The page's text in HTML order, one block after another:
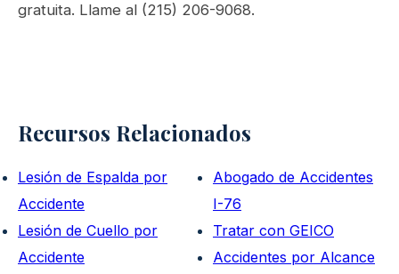
gratuita. Llame al (215) 206-9068.
Recursos Relacionados
Lesión de Espalda por
Accidente
Lesión de Cuello por
Accidente
Abogado de Accidentes
I-76
Tratar con GEICO
Accidentes por Alcance